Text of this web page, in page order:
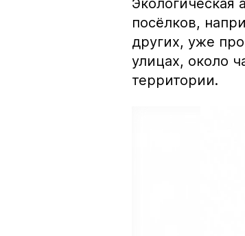
Экологическая
посёлков,
других, уже
улицах, около
территории.